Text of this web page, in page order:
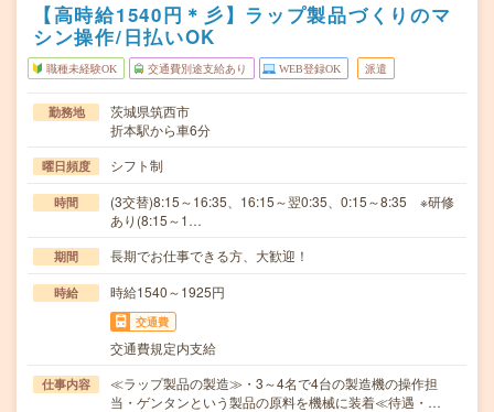
【高時給1540円＊彡】ラップ製品づくりのマ
シン操作/日払いOK
職種未経験OK 交通費別途支給あり WEB登録OK 派遣
勤務地
茨城県筑西市
折本駅から車6分
曜日頻度 シフト制
時間
(3交替)8:15～16:35、16:15～翌0:35、0:15～8:35 ※研修
あり(8:15～1…
期間 長期でお仕事できる方、大歓迎！
時給 時給1540～1925円
交通費
交通費規定内支給
仕事内容
≪ラップ製品の製造≫・3～4名で4台の製造機の操作担
当・ゲンタンという製品の原料を機械に装着≪待遇・…